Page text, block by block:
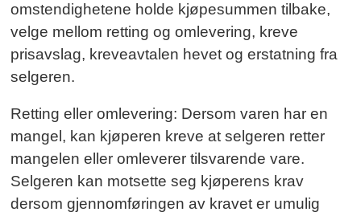
omstendighetene holde kjøpesummen tilbake,
velge mellom retting og omlevering, kreve
prisavslag, kreveavtalen hevet og erstatning fra
selgeren.
Retting eller omlevering: Dersom varen har en
mangel, kan kjøperen kreve at selgeren retter
mangelen eller omleverer tilsvarende vare.
Selgeren kan motsette seg kjøperens krav
dersom gjennomføringen av kravet er umulig